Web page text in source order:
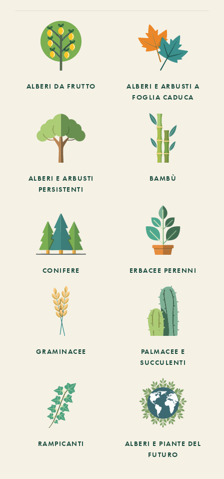
ALBERI DA FRUTTO
ALBERI E ARBUSTI A
FOGLIA CADUCA
ALBERI E ARBUSTI
PERSISTENTI
BAMBÙ
CONIFERE ERBACEE PERENNI
GRAMINACEE
PALMACEE E
SUCCULENTI
RAMPICANTI
ALBERI E PIANTE DEL
FUTURO